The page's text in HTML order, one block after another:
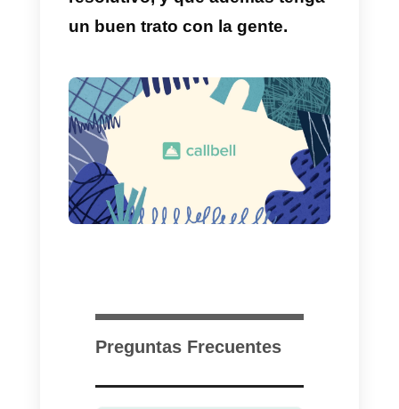
sean dadas a propósito o no, con
gastar recursos en la relación.
Es demasiado fundamental
los vendedores desarrollen un
buen criterio.Hacer una